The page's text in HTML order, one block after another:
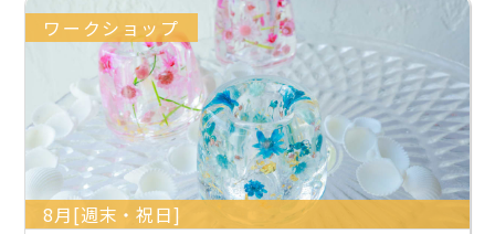
ワークショップ
8月[週末・祝日]